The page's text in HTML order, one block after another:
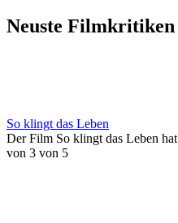
Neuste Filmkritiken
So klingt das Leben
Der Film So klingt das Leben
von 3 von 5